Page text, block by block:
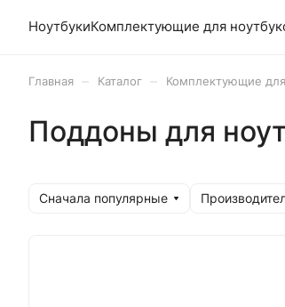
НоутбукиКомплектующие для
Главная Каталог Комплектующие
Поддоны для
Сначала популярные